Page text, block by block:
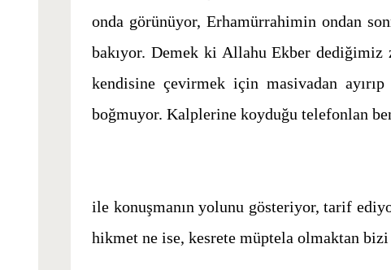
onda görünüyor, Erhamürrahimin ondan
bakıyor. Demek ki Allahu Ekber dediğimiz
kendisine çevirmek için masivadan
boğmuyor. Kalplerine koyduğu telefonlan
ile konuşmanın yolunu gösteriyor, tarif
hikmet ne ise, kesrete müptela olmaktan